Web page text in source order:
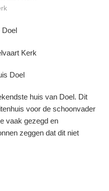
huis van Doel. Dit
voor de schoonvader
vaak gezegd en
zeggen dat dit niet